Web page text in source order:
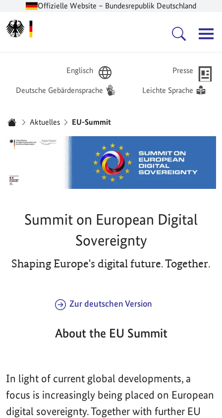
Offizielle Website – Bundesrepublik Deutschland
Englisch Presse
Deutsche Gebärdensprache Leichte Sprache
Aktuelles EU-Summit
Summit on European Digital
Sovereignty
Shaping Europe's digital future. Together.
Zur deutschen Version
About the EU Summit
In light of current global developments, a
focus is increasingly being placed on European
digital sovereignty. Together with further EU